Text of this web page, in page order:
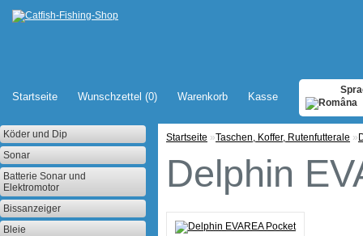
Startseite Wunschzettel (0) Warenkorb Kasse
Köder und Dip
Sonar
Batterie Sonar und
Elektromotor
Bissanzeiger
Bleie
Startseite »Taschen, Koffer, Rutenfutterale »
Delphin